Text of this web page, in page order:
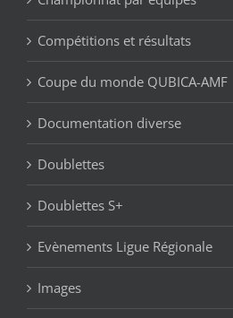
Compétitions et résultats
Coupe du monde QUBICA-AMF
Documentation diverse
Doublettes
Doublettes S+
Evènements Ligue Régionale
Images